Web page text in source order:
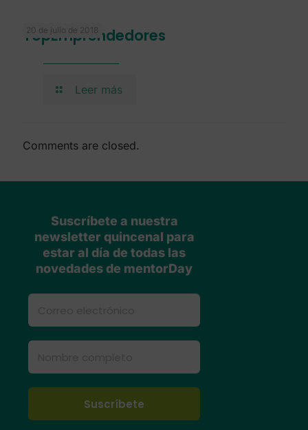
20 de julio de 2018
TopEmprendedores
Leer más
Comments are closed.
Suscríbete a nuestra
newsletter quincenal para
estar al día de todas las
novedades de mentorDay